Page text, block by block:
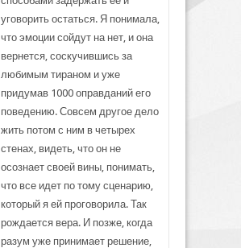
уговорить остаться. Я понимала,
что эмоции сойдут на нет, и она
вернется, соскучившись за
любимым тираном и уже
придумав 1000 оправданий его
поведению. Совсем другое дело
жить потом с ним в четырех
стенах, видеть, что он не
осознает своей вины, понимать,
что все идет по тому сценарию,
который я ей проговорила. Так
рождается вера. И позже, когда
разум уже принимает решение,